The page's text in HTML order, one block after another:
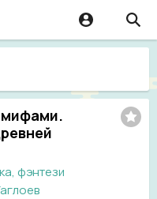
мифами.
фэнтези